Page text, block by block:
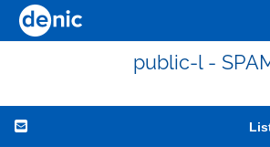
public-l -